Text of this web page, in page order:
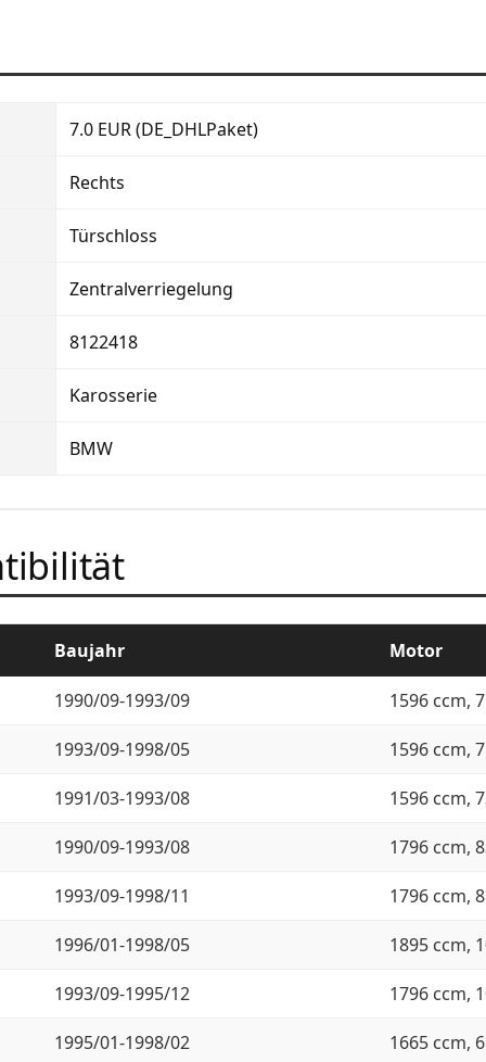
7.0 EUR (DE_DHLPaket)
Rechts
Türschloss
Zentralverriegelung
8122418
Karosserie
BMW
Baujahr Motor
1990/09-1993/09 1596 ccm,
1993/09-1998/05 1596 ccm,
1991/03-1993/08 1596 ccm,
1990/09-1993/08 1796 ccm,
1993/09-1998/11 1796 ccm,
1996/01-1998/05 1895 ccm,
1993/09-1995/12 1796 ccm,
1995/01-1998/02 1665 ccm,